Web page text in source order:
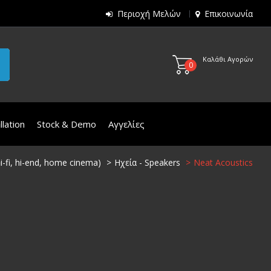
Περιοχή Μελών Επικοινωνία
0
Καλάθι Αγορών
Stock & Demo Αγγελίες
fi, hi-end, home cinema) Ηχεία - Speakers Neat Acoustics